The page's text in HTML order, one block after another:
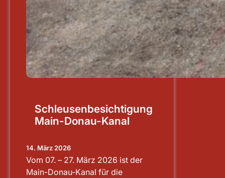
Schleusenbesichtigung
Main-Donau-Kanal
14. März 2026
Vom 07. – 27. März 2026 ist der
Main-Donau-Kanal für die